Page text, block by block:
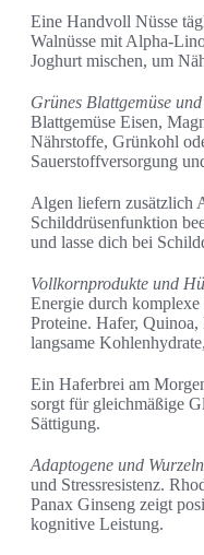
Eine Handvoll Nüsse
Walnüsse mit Alpha-
Joghurt mischen, um
Grünes Blattgemüse
Blattgemüse Eisen,
Nährstoffe, Grünkohl
Sauerstoffversorgung
Algen liefern zusätzlich
Schilddrüsenfunktion
und lasse dich bei
Vollkornprodukte und
Energie durch
Proteine. Hafer,
langsame
Ein Haferbrei am
sorgt für gleichmäßige
Sättigung.
Adaptogene und Wurzeln
und Stressresistenz.
Panax Ginseng zeigt
kognitive Leistung.